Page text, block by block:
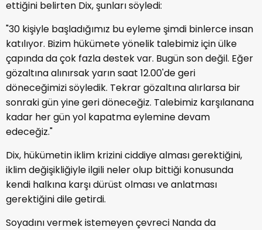
ettiğini belirten Dix, şunları söyledi:
"30 kişiyle başladığımız bu eyleme şimdi binlerce insan
katılıyor. Bizim hükümete yönelik talebimiz için ülke
çapında da çok fazla destek var. Bugün son değil. Eğer
gözaltına alınırsak yarın saat 12.00'de geri
döneceğimizi söyledik. Tekrar gözaltına alırlarsa bir
sonraki gün yine geri döneceğiz. Talebimiz karşılanana
kadar her gün yol kapatma eylemine devam
edeceğiz."
Dix, hükümetin iklim krizini ciddiye alması gerektiğini,
iklim değişikliğiyle ilgili neler olup bittiği konusunda
kendi halkına karşı dürüst olması ve anlatması
gerektiğini dile getirdi.
Soyadını vermek istemeyen çevreci Nanda da